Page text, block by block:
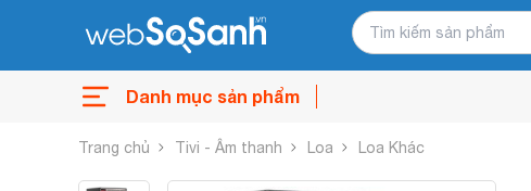
Danh mục sản phẩm
Trang chủ Tivi - Âm thanh Loa Loa Khác